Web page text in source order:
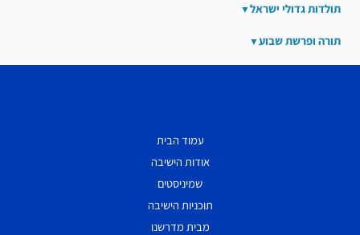
תולדות גדולי ישראל
תורה ופרשת שבוע
עמוד הבית
אודות הישיבה
שמיניסטים
תוכניות הישיבה
מבית מדרשנו